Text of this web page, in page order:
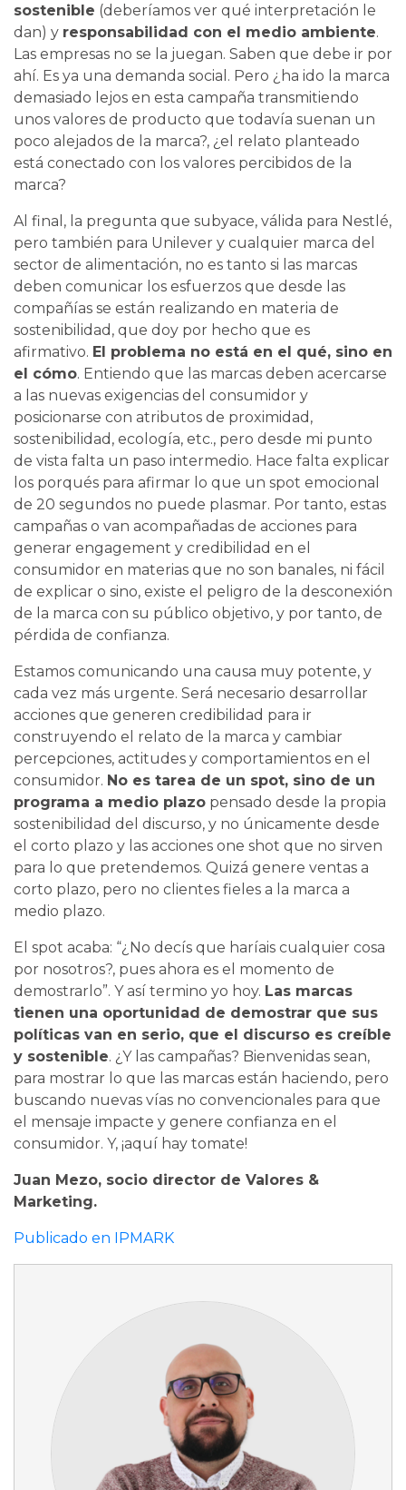
sostenible (deberíamos ver qué interpretación le
dan) y responsabilidad con el medio ambiente.
Las empresas no se la juegan. Saben que debe ir por
ahí. Es ya una demanda social. Pero ¿ha ido la marca
demasiado lejos en esta campaña transmitiendo
unos valores de producto que todavía suenan un
poco alejados de la marca?, ¿el relato planteado
está conectado con los valores percibidos de la
marca?
Al final, la pregunta que subyace, válida para Nestlé,
pero también para Unilever y cualquier marca del
sector de alimentación, no es tanto si las marcas
deben comunicar los esfuerzos que desde las
compañías se están realizando en materia de
sostenibilidad, que doy por hecho que es
afirmativo. El problema no está en el qué, sino en
el cómo. Entiendo que las marcas deben acercarse
a las nuevas exigencias del consumidor y
posicionarse con atributos de proximidad,
sostenibilidad, ecología, etc., pero desde mi punto
de vista falta un paso intermedio. Hace falta explicar
los porqués para afirmar lo que un spot emocional
de 20 segundos no puede plasmar. Por tanto, estas
campañas o van acompañadas de acciones para
generar engagement y credibilidad en el
consumidor en materias que no son banales, ni fácil
de explicar o sino, existe el peligro de la desconexión
de la marca con su público objetivo, y por tanto, de
pérdida de confianza.
Estamos comunicando una causa muy potente, y
cada vez más urgente. Será necesario desarrollar
acciones que generen credibilidad para ir
construyendo el relato de la marca y cambiar
percepciones, actitudes y comportamientos en el
consumidor. No es tarea de un spot, sino de un
programa a medio plazo pensado desde la propia
sostenibilidad del discurso, y no únicamente desde
el corto plazo y las acciones one shot que no sirven
para lo que pretendemos. Quizá genere ventas a
corto plazo, pero no clientes fieles a la marca a
medio plazo.
El spot acaba: “¿No decís que haríais cualquier cosa
por nosotros?, pues ahora es el momento de
demostrarlo”. Y así termino yo hoy. Las marcas
tienen una oportunidad de demostrar que sus
políticas van en serio, que el discurso es creíble
y sostenible. ¿Y las campañas? Bienvenidas sean,
para mostrar lo que las marcas están haciendo, pero
buscando nuevas vías no convencionales para que
el mensaje impacte y genere confianza en el
consumidor. Y, ¡aquí hay tomate!
Juan Mezo, socio director de Valores &
Marketing.
Publicado en IPMARK